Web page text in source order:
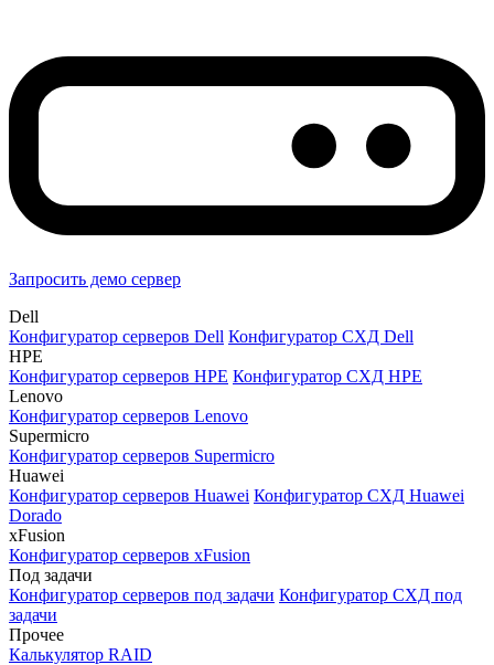
Запросить демо сервер
Dell
Конфигуратор серверов Dell Конфигуратор СХД Dell
HPE
Конфигуратор серверов HPE Конфигуратор СХД HPE
Lenovo
Конфигуратор серверов Lenovo
Supermicro
Конфигуратор серверов Supermicro
Huawei
Конфигуратор серверов Huawei Конфигуратор СХД Huawei
Dorado
xFusion
Конфигуратор серверов xFusion
Под задачи
Конфигуратор серверов под задачи Конфигуратор СХД под
задачи
Прочее
Калькулятор RAID